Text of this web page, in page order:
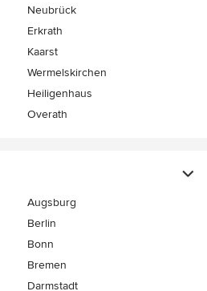
Neubrück
Erkrath
Kaarst
Wermelskirchen
Heiligenhaus
Overath
Augsburg
Berlin
Bonn
Bremen
Darmstadt